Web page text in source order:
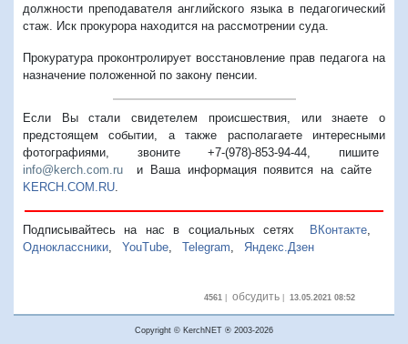
должности преподавателя английского языка в педагогический
стаж. Иск прокурора находится на рассмотрении суда.
Прокуратура проконтролирует восстановление прав педагога на
назначение положенной по закону пенсии.
Если Вы стали свидетелем происшествия, или знаете о
предстоящем событии, а также располагаете интересными
фотографиями, звоните +7-(978)-853-94-44, пишите
info@kerch.com.ru и Ваша информация появится на сайте
KERCH.COM.RU
Подписывайтесь на нас в социальных сетях ВКонтакте,
Одноклассники
YouTube Telegram Яндекс.Дзен
4561 обсудить| 13.05.2021 08:52
Copyright © KerchNET ® 2003-2026